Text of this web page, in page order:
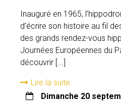
Inauguré en 1965,
d’écrire son histoire au fil
des grands rendez-vous
Journées Européennes du
découvrir [...]
Lire la suite
dimanche 20